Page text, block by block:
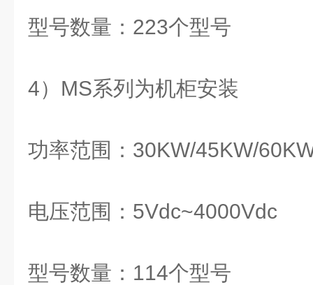
型号数量：223个型号
4）MS系列为机柜安装
功率范围：30KW/45KW/
电压范围：5Vdc~4000Vdc
型号数量：114个型号